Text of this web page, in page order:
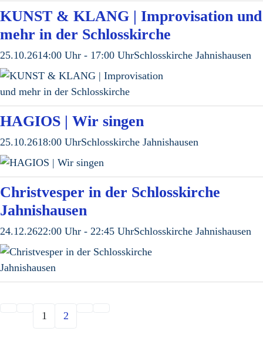
KUNST & KLANG | Improvisation und
mehr in der Schlosskirche
25.10.2614:00 Uhr - 17:00 UhrSchlosskirche Jahnishausen
HAGIOS | Wir singen
25.10.2618:00 UhrSchlosskirche Jahnishausen
Christvesper in der Schlosskirche
Jahnishausen
24.12.2622:00 Uhr - 22:45 UhrSchlosskirche Jahnishausen
1 2